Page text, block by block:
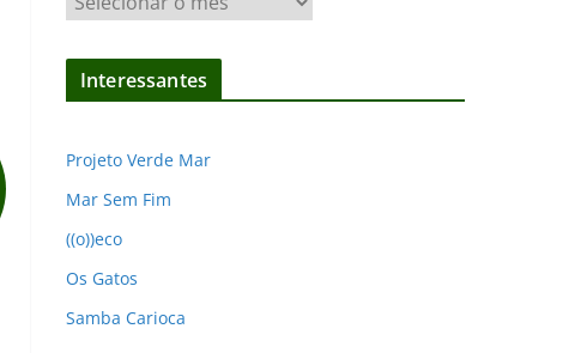
r
q
s
Interessantes
Projeto Verde Mar
Mar Sem Fim
((o))eco
Os Gatos
Samba Carioca